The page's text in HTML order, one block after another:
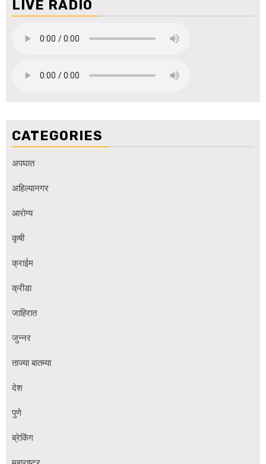
LIVE RADIO
CATEGORIES
अपघात
अहिल्यानगर
आरोग्य
कृषी
क्राईम
क्रीडा
जाहिरात
जुन्नर
ताज्या बातम्या
देश
पुणे
ब्रेकिंग